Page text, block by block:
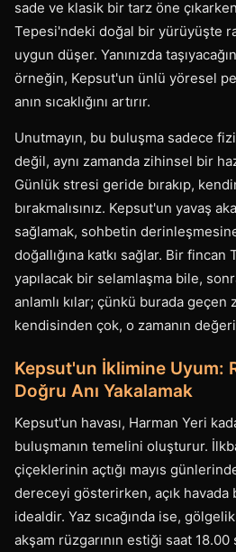
sade ve klasik bir tarz öne
Tepesi'ndeki doğal bir yürüyüşte
uygun düşer. Yanınızda
örneğin, Kepsut'un ünlü yöresel
anın sıcaklığını artırır.
Unutmayın, bu buluşma sadece
değil, aynı zamanda zihinsel bir
Günlük stresi geride bırakıp,
bırakmalısınız. Kepsut'un yavaş
sağlamak, sohbetin
doğallığına katkı sağlar. Bir
yapılacak bir selamlaşma bile,
anlamlı kılar; çünkü burada geçen
kendisinden çok, o zamanın
Kepsut'un İklimine Uyum:
Doğru Anı Yakalamak
Kepsut'un havası, Harman Yeri
buluşmanın temelini oluşturur.
çiçeklerinin açtığı mayıs
dereceyi gösterirken, açık havada
idealdir. Yaz sıcağında ise,
akşam rüzgarının estiği saat 18.00